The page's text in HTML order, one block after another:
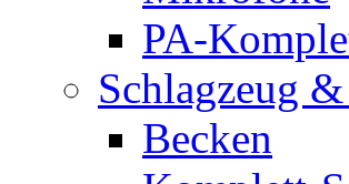
PA-
Schlagzeug
Becken